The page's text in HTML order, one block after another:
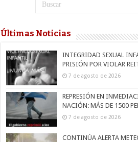
Últimas Noticias
INTEGRIDAD SEXUAL
PRISIÓN POR VIOLAR
7 de agosto de 2026
REPRESIÓN EN
NACIÓN: MÁS DE 1500
7 de agosto de 2026
CONTINÚA ALERTA